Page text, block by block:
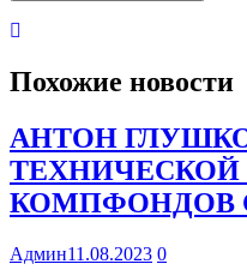
Похожие новости
АНТОН
КОМПФОНДОВ
Админ11.08.2023 0